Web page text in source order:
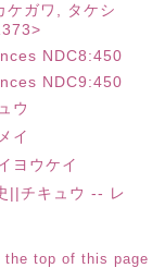
ケガワ, タケシ
NDC8:450
NDC9:450
ウ
イ
ヨウケイ
||チキュウ -- レ
the top of this page